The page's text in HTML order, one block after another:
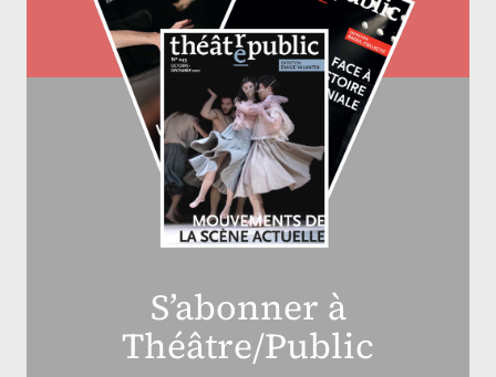
S’abonner à
Théâtre/Public